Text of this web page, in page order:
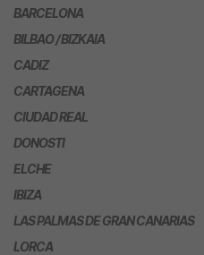
BARCELONA
BILBAO / BIZKAIA
CADIZ
CARTAGENA
CIUDAD REAL
DONOSTI
ELCHE
IBIZA
LAS PALMAS DE GRAN CANARIAS
LORCA